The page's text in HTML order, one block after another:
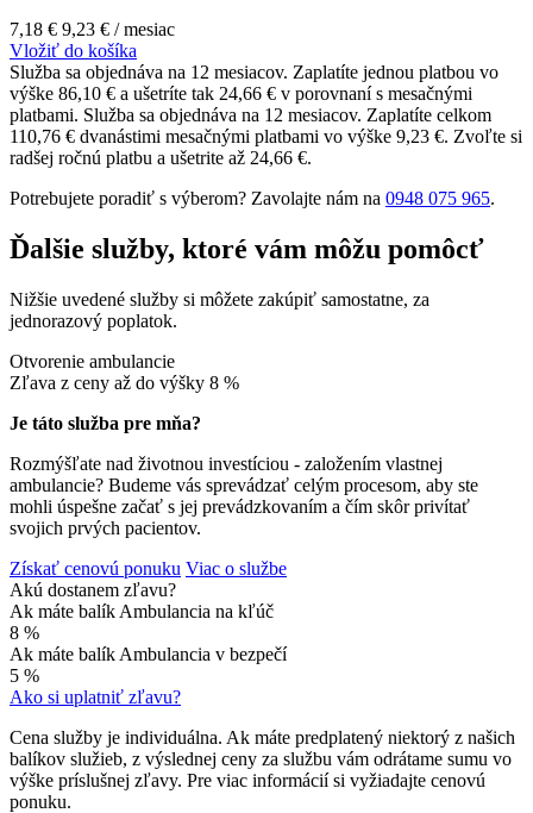
7,18 € 9,23 € / mesiac
Vložiť do košíka
Služba sa objednáva na 12 mesiacov. Zaplatíte jednou platbou vo
výške 86,10 € a ušetríte tak 24,66 € v porovnaní s mesačnými
platbami. Služba sa objednáva na 12 mesiacov. Zaplatíte celkom
110,76 € dvanástimi mesačnými platbami vo výške 9,23 €. Zvoľte si
radšej ročnú platbu a ušetrite až 24,66 €.
Potrebujete poradiť s výberom? Zavolajte nám na 0948 075 965.
Ďalšie služby, ktoré vám môžu pomôcť
Nižšie uvedené služby si môžete zakúpiť samostatne, za
jednorazový poplatok.
Otvorenie ambulancie
Zľava z ceny až do výšky 8 %
Je táto služba pre mňa?
Rozmýšľate nad životnou investíciou - založením vlastnej
ambulancie? Budeme vás sprevádzať celým procesom, aby ste
mohli úspešne začať s jej prevádzkovaním a čím skôr privítať
svojich prvých pacientov.
Získať cenovú ponuku Viac o službe
Akú dostanem zľavu?
Ak máte balík Ambulancia na kľúč
8 %
Ak máte balík Ambulancia v bezpečí
5 %
Ako si uplatniť zľavu?
Cena služby je individuálna. Ak máte predplatený niektorý z našich
balíkov služieb, z výslednej ceny za službu vám odrátame sumu vo
výške príslušnej zľavy. Pre viac informácií si vyžiadajte cenovú
ponuku.